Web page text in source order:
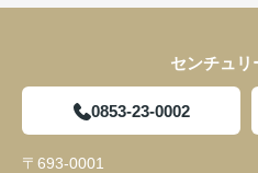
センチュリ
0853-23-0002
〒693-0001